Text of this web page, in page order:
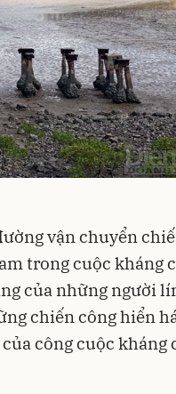
vận chuyển
trong cuộc kháng
của những người
chiến công hiển
công cuộc kháng